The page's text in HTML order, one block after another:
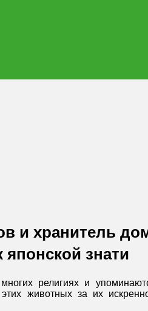
и хранитель
японской знати
религиях и
животных за их